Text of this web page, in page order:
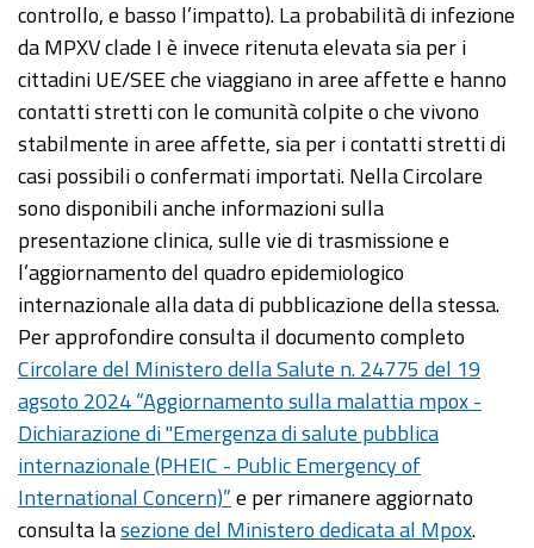
controllo, e basso l’impatto). La probabilità di infezione
da MPXV clade I è invece ritenuta elevata sia per i
cittadini UE/SEE che viaggiano in aree affette e hanno
contatti stretti con le comunità colpite o che vivono
stabilmente in aree affette, sia per i contatti stretti di
casi possibili o confermati importati. Nella Circolare
sono disponibili anche informazioni sulla
presentazione clinica, sulle vie di trasmissione e
l’aggiornamento del quadro epidemiologico
internazionale alla data di pubblicazione della stessa.
Per approfondire consulta il documento completo
Circolare del Ministero della Salute n. 24775 del 19
agsoto 2024 “Aggiornamento sulla malattia mpox -
Dichiarazione di "Emergenza di salute pubblica
internazionale (PHEIC - Public Emergency of
International Concern)”e per rimanere aggiornato
consulta lasezione del Ministero dedicata al Mpox.